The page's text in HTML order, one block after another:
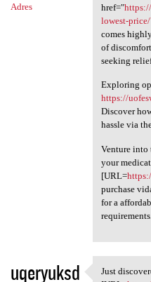
Adres
href="
lowest-
comes
of
seeking
Exploring
https://
Discover
hassle via
Venture into
your
[URL=
purchase
for a
uqeryuksd
Just